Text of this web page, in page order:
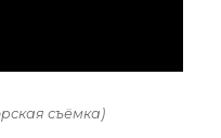
съёмка)